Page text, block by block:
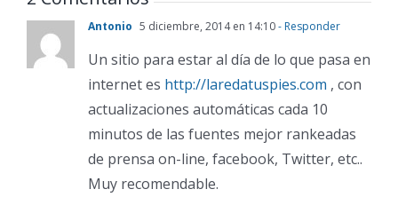
Antonio 5 diciembre, 2014 en 14:10- Responder
Un sitio para estar al día de lo que pasa en
internet es http://laredatuspies.com , con
actualizaciones automáticas cada 10
minutos de las fuentes mejor rankeadas
de prensa on-line, facebook, Twitter, etc..
Muy recomendable.